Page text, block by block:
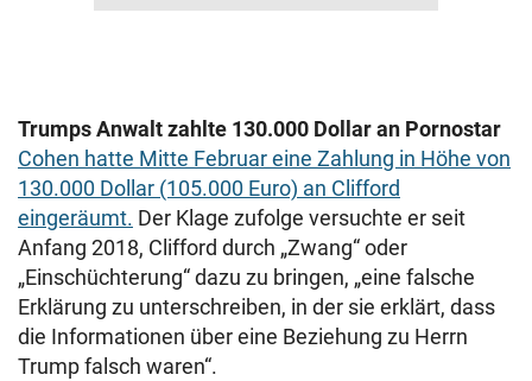
Trumps Anwalt zahlte 130.000 Dollar an Pornostar
Cohen hatte Mitte Februar eine Zahlung in Höhe von
130.000 Dollar (105.000 Euro) an Clifford
eingeräumt. Der Klage zufolge versuchte er seit
Anfang 2018, Clifford durch „Zwang“ oder
„Einschüchterung“ dazu zu bringen, „eine falsche
Erklärung zu unterschreiben, in der sie erklärt, dass
die Informationen über eine Beziehung zu Herrn
Trump falsch waren“.